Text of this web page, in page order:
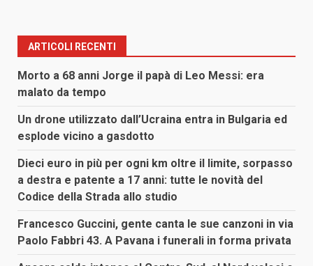
ARTICOLI RECENTI
Morto a 68 anni Jorge il papà di Leo Messi: era
malato da tempo
Un drone utilizzato dall’Ucraina entra in Bulgaria ed
esplode vicino a gasdotto
Dieci euro in più per ogni km oltre il limite, sorpasso
a destra e patente a 17 anni: tutte le novità del
Codice della Strada allo studio
Francesco Guccini, gente canta le sue canzoni in via
Paolo Fabbri 43. A Pavana i funerali in forma privata